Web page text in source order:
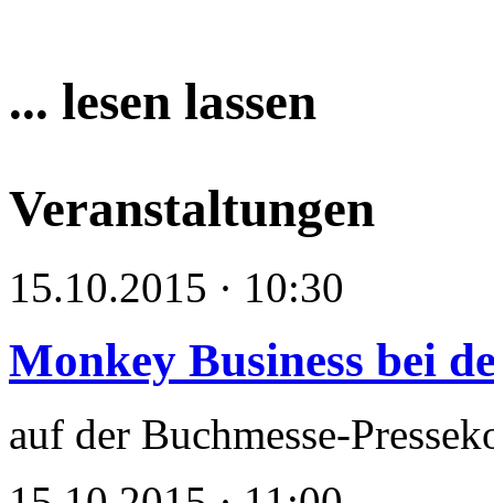
... lesen lassen
Veranstaltungen
15.10.2015 · 10:30
Monkey Business bei
auf der Buchmesse-